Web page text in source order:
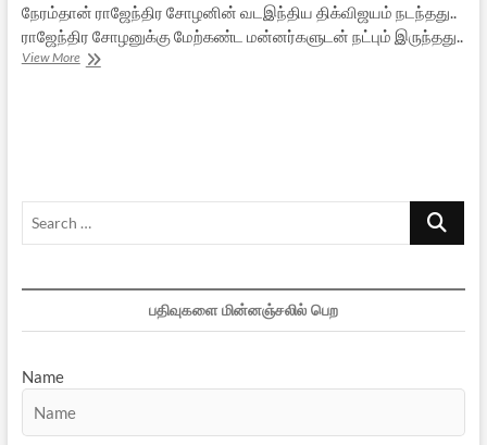
நேரம்தான் ராஜேந்திர சோழனின் வடஇந்திய திக்விஜயம் நடந்தது..
ராஜேந்திர சோழனுக்கு மேற்கண்ட மன்னர்களுடன் நட்பும் இருந்தது..
View Moreராஜேந்திர
Search
பதிவுகளை மின்னஞ்சலில் பெற
Name